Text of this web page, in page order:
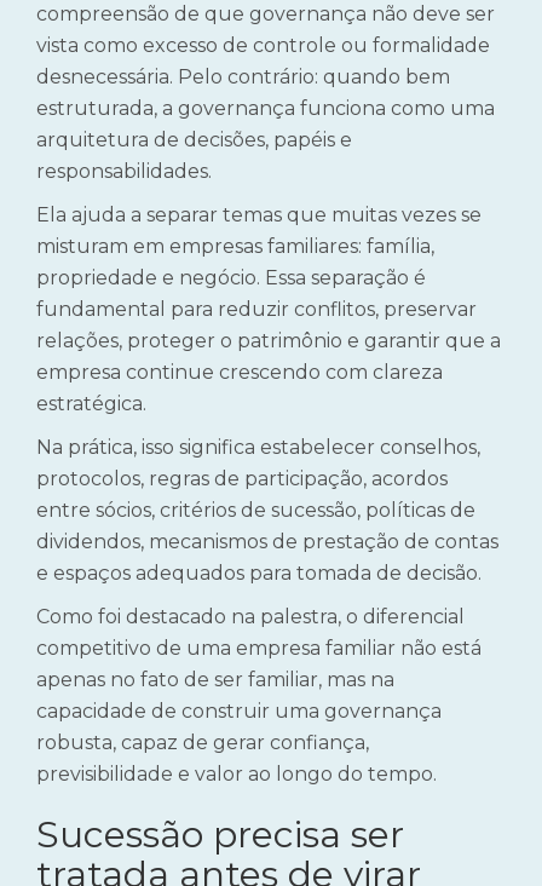
compreensão de que governança não deve ser
vista como excesso de controle ou formalidade
desnecessária. Pelo contrário: quando bem
estruturada, a governança funciona como uma
arquitetura de decisões, papéis e
responsabilidades.
Ela ajuda a separar temas que muitas vezes se
misturam em empresas familiares: família,
propriedade e negócio. Essa separação é
fundamental para reduzir conflitos, preservar
relações, proteger o patrimônio e garantir que a
empresa continue crescendo com clareza
estratégica.
Na prática, isso significa estabelecer conselhos,
protocolos, regras de participação, acordos
entre sócios, critérios de sucessão, políticas de
dividendos, mecanismos de prestação de contas
e espaços adequados para tomada de decisão.
Como foi destacado na palestra, o diferencial
competitivo de uma empresa familiar não está
apenas no fato de ser familiar, mas na
capacidade de construir uma governança
robusta, capaz de gerar confiança,
previsibilidade e valor ao longo do tempo.
Sucessão precisa ser
tratada antes de virar